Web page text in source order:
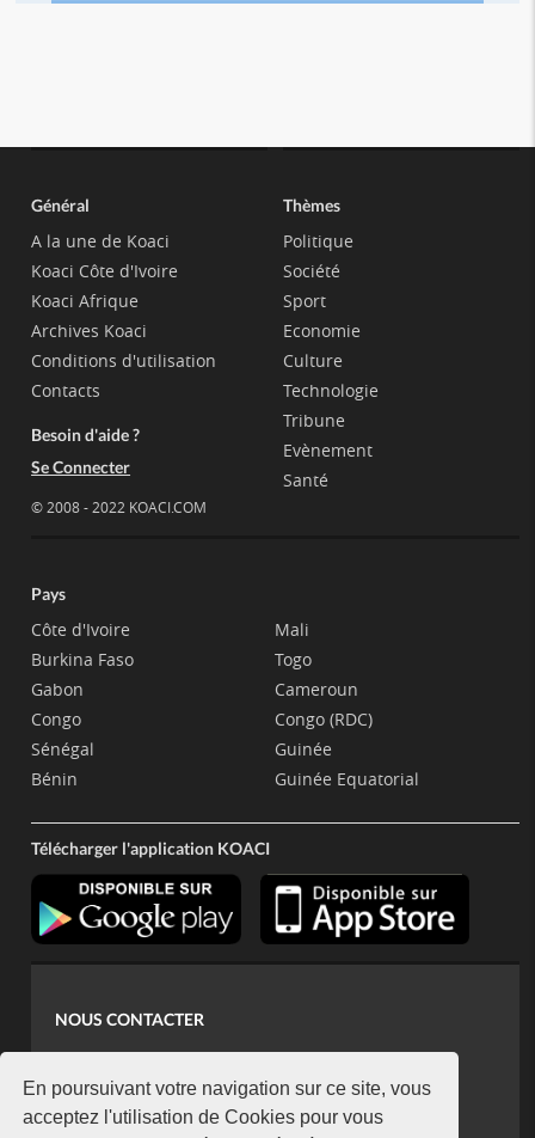
En poursuivant votre navigation sur ce site, vous
acceptez l'utilisation de Cookies pour vous
Général
A la une de Koaci
Koaci Côte d'Ivoire
Koaci Afrique
Archives Koaci
Conditions d'utilisation
Contacts
Besoin d'aide ?
Se Connecter
© 2008 - 2022 KOACI.COM
Thèmes
Politique
Société
Sport
Economie
Culture
Technologie
Tribune
Evènement
Santé
Pays
Côte d'Ivoire
Burkina Faso
Gabon
Congo
Sénégal
Bénin
Mali
Togo
Cameroun
Congo (RDC)
Guinée
Guinée Equatorial
Télécharger l'application KOACI
NOUS CONTACTER
koaci@yahoo.fr
+225 07 08 85 52 93